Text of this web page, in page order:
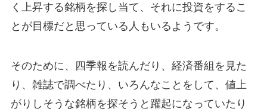
く上昇する銘柄を探し当て、それに投資をするこ
とが目標だと思っている人もいるようです。
そのために、四季報を読んだり、経済番組を見た
り、雑誌で調べたり、いろんなことをして、値上
がりしそうな銘柄を探そうと躍起になっていたり